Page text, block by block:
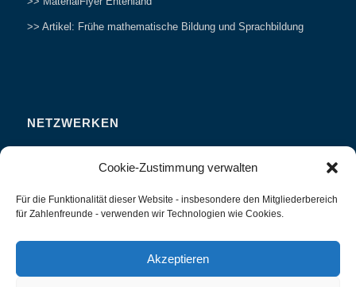
Cookie-Zustimmung verwalten
Für die Funktionalität dieser Website - insbesondere den Mitgliederbereich
für Zahlenfreunde - verwenden wir Technologien wie Cookies.
Akzeptieren
>> Artikel: Frühe mathematische Bildung und Sprachbildung
NETZWERKEN
Studieren
Interviews und Erfahrungsberichte